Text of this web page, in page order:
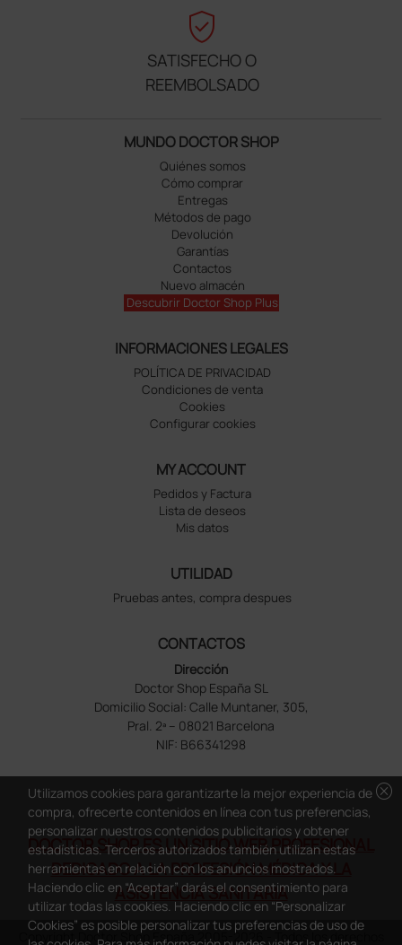
verified_user
SATISFECHO O
REEMBOLSADO
MUNDO DOCTOR SHOP
Quiénes somos
Cómo comprar
Entregas
Métodos de pago
Devolución
Garantías
Contactos
Nuevo almacén
Descubrir Doctor Shop Plus
INFORMACIONES LEGALES
POLÍTICA DE PRIVACIDAD
Condiciones de venta
Cookies
Configurar cookies
MY ACCOUNT
Pedidos y Factura
Lista de deseos
Mis datos
UTILIDAD
Pruebas antes, compra despues
CONTACTOS
Dirección
Doctor Shop España SL
Domicilio Social: Calle Muntaner, 305,
Pral. 2ª – 08021 Barcelona
NIF: B66341298
DOCTOR SHOP ES UN SITIO WEB PROFESIONAL
DEDICADO A LA PROFESIÓN MÉDICA Y LA
ASISTENCIA SANITARIA
Copyright Doctor Shop España 2005-2026 - Todos los derechos
cancel
Utilizamos cookies para garantizarte la mejor experiencia de
compra, ofrecerte contenidos en línea con tus preferencias,
personalizar nuestros contenidos publicitarios y obtener
estadísticas. Terceros autorizados también utilizan estas
herramientas en relación con los anuncios mostrados.
Haciendo clic en “Aceptar” darás el consentimiento para
utilizar todas las cookies. Haciendo clic en “Personalizar
Cookies” es posible personalizar tus preferencias de uso de